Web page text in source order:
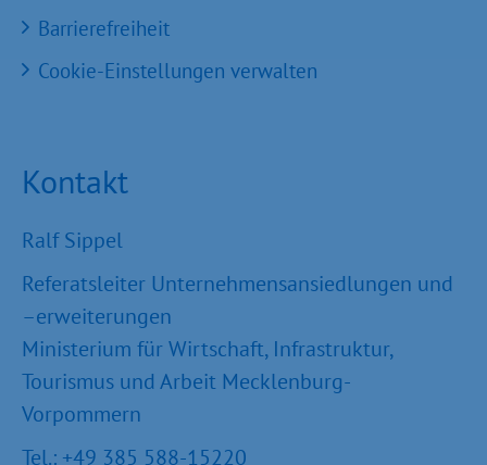
Barrierefreiheit
Cookie-Einstellungen verwalten
Kontakt
Ralf Sippel
Referatsleiter Unternehmensansiedlungen und
–erweiterungen
Ministerium für Wirtschaft, Infrastruktur,
Tourismus und Arbeit Mecklenburg-
Vorpommern
Tel.: +49 385 588-15220